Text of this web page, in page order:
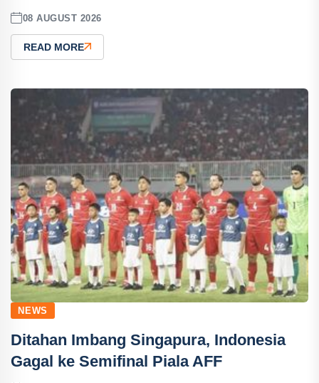
08 AUGUST 2026
READ MORE
NEWS
Ditahan Imbang Singapura, Indonesia
Gagal ke Semifinal Piala AFF